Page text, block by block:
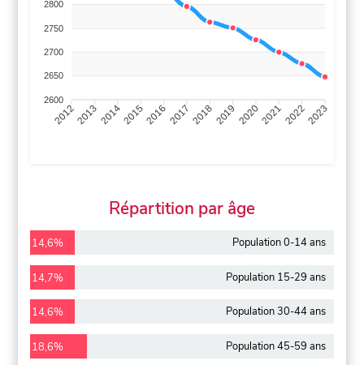
2800
2750
2700
2650
2600
201220132014201520162017 20182019 2020202120222023
Répartition par âge
14,6% Population 0-14 ans
14,7% Population 15-29 ans
14,6% Population 30-44 ans
18,6% Population 45-59 ans